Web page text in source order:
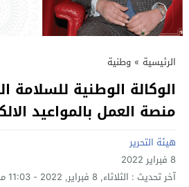
الرئيسية » وطنية
الوكالة الوطنية للسلامة
منصة العمل بالمواعيد
هيئة التحرير
8 فبراير 2022
آخر تحديث : الثلاثاء, 8 فبراير, 2022 - 11:03 مساءً